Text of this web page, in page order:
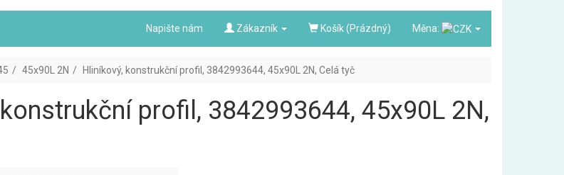
Napište nám Zákazník Košík (Prázdný) Měna:
45x90L 2N Hliníkový, konstrukční profil, 3842993644, 45x90L 2N, Celá tyč
profil, 3842993644, 45x90L 2N,